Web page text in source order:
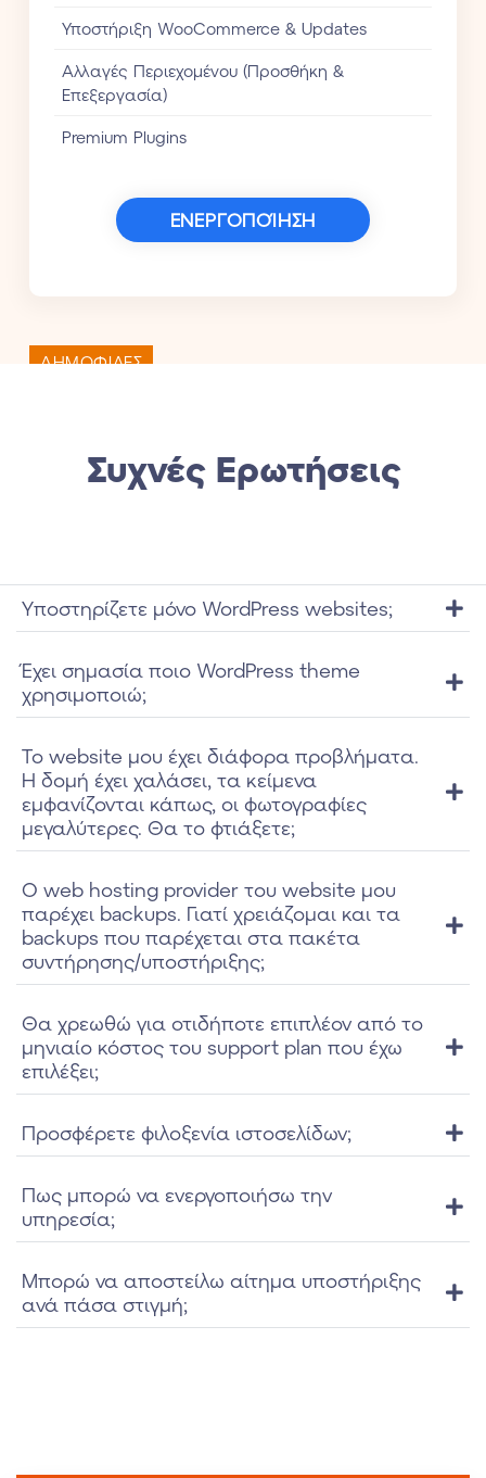
Υποστήριξη WooCommerce & Updates
Αλλαγές Περιεχομένου (Προσθήκη &
Επεξεργασία)
Premium Plugins
ΕΝΕΡΓΟΠΟΊΗΣΗ
ΔΗΜΟΦΙΛΕΣ
Συχνές Ερωτήσεις
Yποστηρίζετε μόνο WordPress websites;
Έχει σημασία ποιο WordPress theme
χρησιμοποιώ;
Το website μου έχει διάφορα προβλήματα.
Η δομή έχει χαλάσει, τα κείμενα
εμφανίζονται κάπως, οι φωτογραφίες
μεγαλύτερες. Θα το φτιάξετε;
Ο web hosting provider του website μου
παρέχει backups. Γιατί χρειάζομαι και τα
backups που παρέχεται στα πακέτα
συντήρησης/υποστήριξης;
Θα χρεωθώ για οτιδήποτε επιπλέον από το
μηνιαίο κόστος του support plan που έχω
επιλέξει;
Προσφέρετε φιλοξενία ιστοσελίδων;
Πως μπορώ να ενεργοποιήσω την
υπηρεσία;
Μπορώ να αποστείλω αίτημα υποστήριξης
ανά πάσα στιγμή;